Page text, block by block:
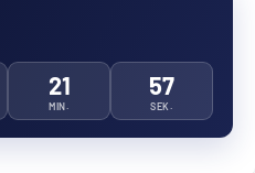
21
MIN.
56
SEK.